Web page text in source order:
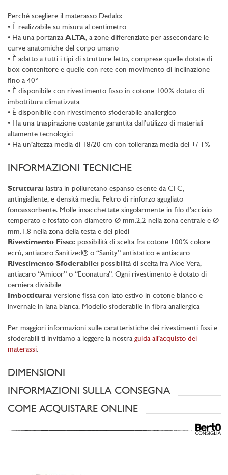
Perché scegliere il materasso Dedalo:
• È realizzabile su misura al centimetro
• Ha una portanza ALTA, a zone differenziate per assecondare le
curve anatomiche del corpo umano
• È adatto a tutti i tipi di strutture letto, comprese quelle dotate di
box contenitore e quelle con rete con movimento di inclinazione
fino a 40°
• È disponibile con rivestimento fisso in cotone 100% dotato di
imbottitura climatizzata
• È disponibile con rivestimento sfoderabile anallergico
• Ha una traspirazione costante garantita dall’utilizzo di materiali
altamente tecnologici
• Ha un’altezza media di 18/20 cm con tolleranza media del +/-1%
INFORMAZIONI TECNICHE
Struttura: lastra in poliuretano espanso esente da CFC,
antingiallente, e densità media. Feltro di rinforzo agugliato
fonoassorbente. Molle insacchettate singolarmente in filo d’acciaio
temperato e fosfato con diametro Ø mm.2,2 nella zona centrale e Ø
mm.1.8 nella zona della testa e dei piedi
Rivestimento Fisso: possibilità di scelta fra cotone 100% colore
ecrù, antiacaro Sanitized® o “Sanity” antistatico e antiacaro
Rivestimento Sfoderabile: possibilità di scelta fra Aloe Vera,
antiacaro “Amicor” o “Econatura”. Ogni rivestimento è dotato di
cerniera divisibile
Imbottitura: versione fissa con lato estivo in cotone bianco e
invernale in lana bianca. Modello sfoderabile in fibra anallergica
Per maggiori informazioni sulle caratteristiche dei rivestimenti fissi e
sfoderabili ti invitiamo a leggere la nostra guida all’acquisto dei
materassi.
DIMENSIONI
INFORMAZIONI SULLA CONSEGNA
COME ACQUISTARE ONLINE